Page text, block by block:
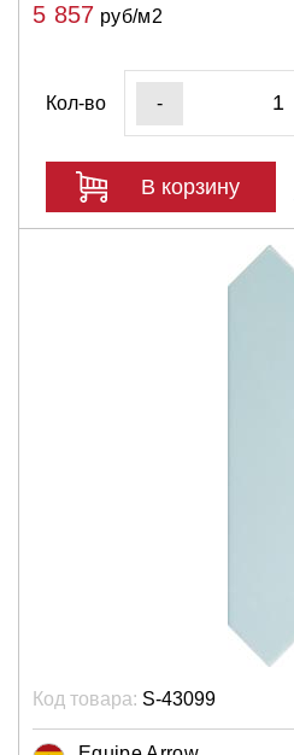
5 857 руб/м2
Кол-во -
В корзину
Код товара: S-43099